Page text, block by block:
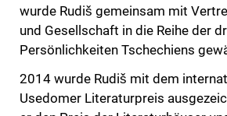
wurde Rudiš gemeinsam mit
und Gesellschaft in die Reihe der
Persönlichkeiten Tschechiens
2014 wurde Rudiš mit dem
Usedomer Literaturpreis